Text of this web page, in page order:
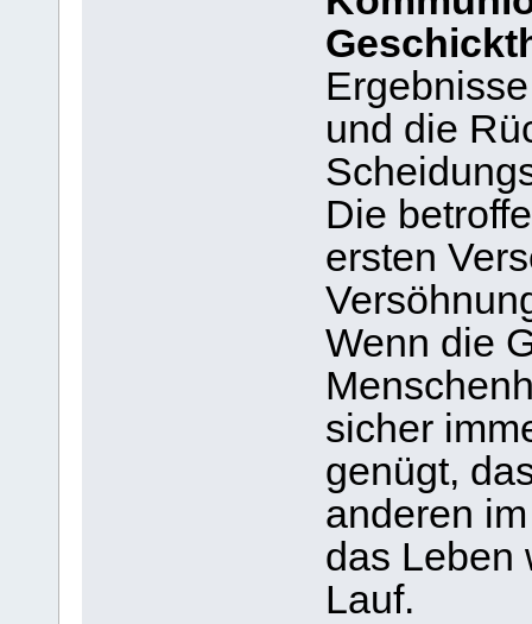
und die
Die
ersten
Wenn die
sicher
genügt,
anderen
das Leben
Lauf.